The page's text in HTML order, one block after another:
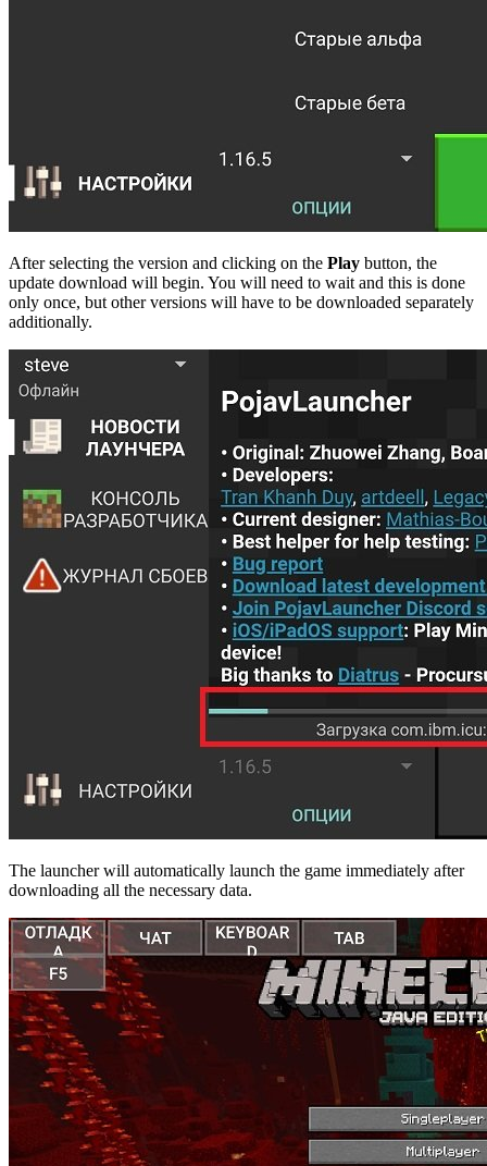
After selecting the version and clicking on the Play button, the
update download will begin. You will need to wait and this is done
only once, but other versions will have to be downloaded separately
additionally.
The launcher will automatically launch the game immediately after
downloading all the necessary data.